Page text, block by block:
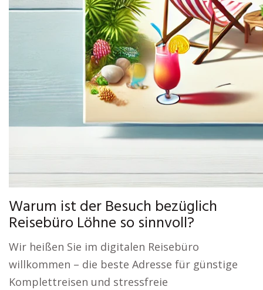
Warum ist der Besuch bezüglich
Reisebüro Löhne so sinnvoll?
Wir heißen Sie im digitalen Reisebüro
willkommen – die beste Adresse für günstige
Komplettreisen und stressfreie